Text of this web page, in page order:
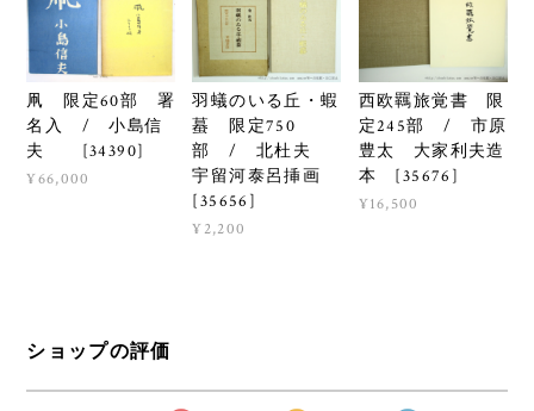
凧 限定60部 署
名入 / 小島信
夫 [34390]
¥66,000
羽蟻のいる丘・蝦
蟇 限定750
部 / 北杜夫
宇留河泰呂挿画
[35656]
¥2,200
西欧羈旅覚書 限
定245部 / 市原
豊太 大家利夫造
本 [35676]
¥16,500
ショップの評価